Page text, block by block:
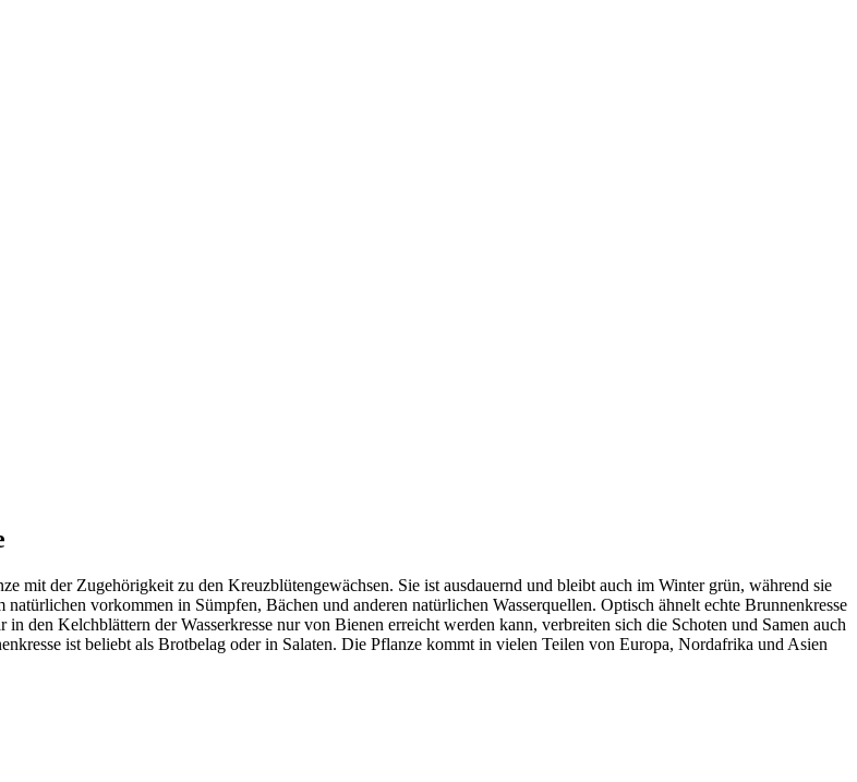
mit der Zugehörigkeit zu den Kreuzblütengewächsen. Sie ist ausdauernd und bleibt auch im Winter grün, während sie
vorkommen in Sümpfen, Bächen und anderen natürlichen Wasserquellen. Optisch ähnelt echte Brunnenkresse
den Kelchblättern der Wasserkresse nur von Bienen erreicht werden kann, verbreiten sich die Schoten und Samen auch
ist beliebt als Brotbelag oder in Salaten. Die Pflanze kommt in vielen Teilen von Europa, Nordafrika und Asien